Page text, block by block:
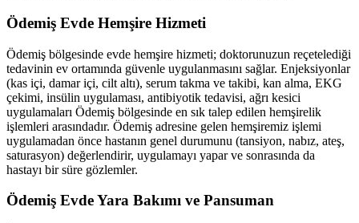
Ödemiş Evde Hemşire Hizmeti
Ödemiş bölgesinde evde hemşire hizmeti; doktorunuzun reçetelediği
tedavinin ev ortamında güvenle uygulanmasını sağlar. Enjeksiyonlar
(kas içi, damar içi, cilt altı), serum takma ve takibi, kan alma, EKG
çekimi, insülin uygulaması, antibiyotik tedavisi, ağrı kesici
uygulamaları Ödemiş bölgesinde en sık talep edilen hemşirelik
işlemleri arasındadır. Ödemiş adresine gelen hemşiremiz işlemi
uygulamadan önce hastanın genel durumunu (tansiyon, nabız, ateş,
saturasyon) değerlendirir, uygulamayı yapar ve sonrasında da
hastayı bir süre gözlemler.
Ödemiş Evde Yara Bakımı ve Pansuman